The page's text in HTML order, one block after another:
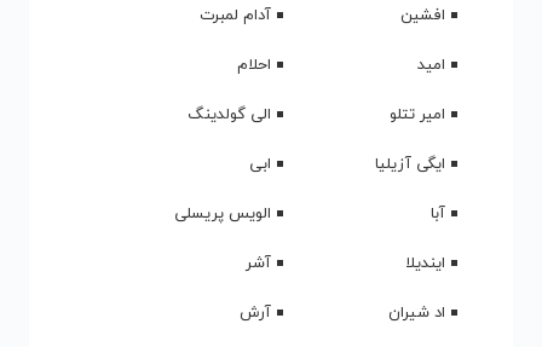
افشین
آدام لمبرت
امید
احلام
امیر تتلو
الی گولدینگ
ایگی آزیلیا
ابی
آبا
الویس پریسلی
ایندیلا
آشر
اد شیران
آرش